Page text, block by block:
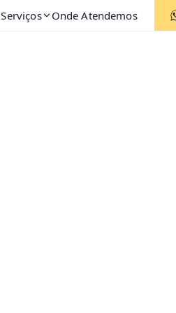
Serviços Onde Atendemos